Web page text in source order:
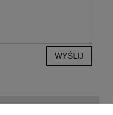
WYŚLIJ